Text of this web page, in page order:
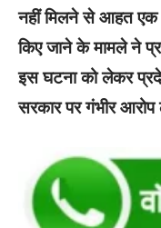
नहीं मिलने से आहत एक
किए जाने के मामले ने
इस घटना को लेकर
सरकार पर गंभीर आरोप